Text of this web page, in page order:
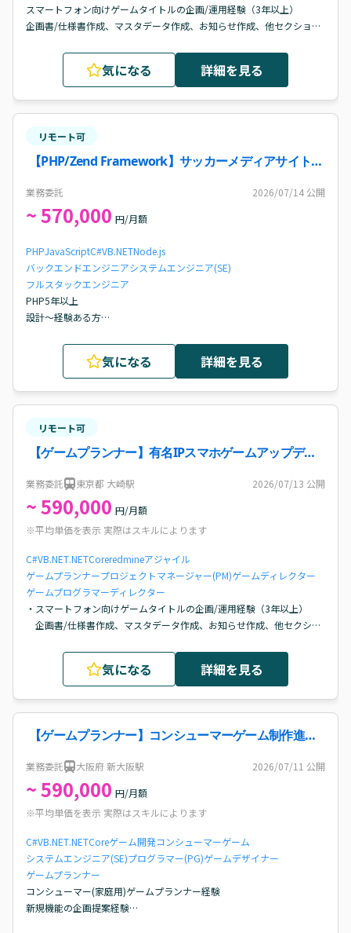
スマートフォン向けゲームタイトルの企画/運用経験（3年以上）
企画書/仕様書作成、マスタデータ作成、お知らせ作成、他セクション
同一のプロジェクトで1年以上の継続勤務経験
スマートフォン向けゲームタイトルのアップデート開発経験
スマートフォン向けゲームタイトルのアップデート開発において、最
験があること
各関係セクションとのコミュニケーション・折衝能力
ケーションを図り、調整/連携を主体的に取り組めること
気になる 詳細を見る
リモート可
【PHP/Zend Framework】サッカーメディアサイト・
業務委託 2026/07/14 公開
~ 570,000 円/月額
PHPJavaScriptC#VB.NETNode.js
バックエンドエンジニアシステムエンジニア(SE)
フルスタックエンジニア
PHP5年以上
設計～経験ある方
気になる 詳細を見る
リモート可
【ゲームプランナー】有名IPスマホゲームアップデー
業務委託 東京都 大崎駅 2026/07/13 公開
~ 590,000 円/月額
※平均単価を表示 実際はスキルによります
C#VB.NET.NETCoreredmineアジャイル
ゲームプランナープロジェクトマネージャー(PM)ゲームディレクター
ゲームプログラマーディレクター
・スマートフォン向けゲームタイトルの企画/運用経験（3年以上）
企画書/仕様書作成、マスタデータ作成、お知らせ作成、他セクショ
・同一のプロジェクトで1年以上の継続勤務経験：参画後の安定した業
務遂行に期待が持てること、それを示す経歴を有していること
・スマートフォン向けゲームタイトルのアップデート開発経験
ションとの調整、成果物の完成、リリースまでの開発推進を主導した
・各関係セクションとのコミュニケーション・折衝能力
プロジェクトチーム内でエンジニアやデザイナー等と円滑なコミュ
ニケーションを図り、調整/連携を主体的に取り組めること
気になる 詳細を見る
【ゲームプランナー】コンシューマーゲーム制作進行
業務委託 大阪府 新大阪駅 2026/07/11 公開
~ 590,000 円/月額
※平均単価を表示 実際はスキルによります
C#VB.NET.NETCoreゲーム開発コンシューマーゲーム
システムエンジニア(SE)プログラマー(PG)ゲームデザイナー
ゲームプランナー
コンシューマー(家庭用)ゲームプランナー経験
新規機能の企画提案経験